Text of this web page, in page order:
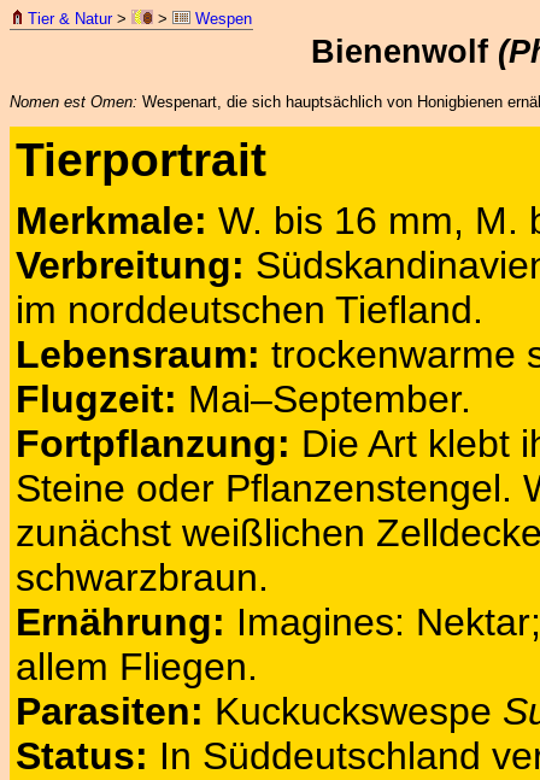
Tier & Natur> > Wespen
Bienenwolf
Nomen est Omen: Wespenart, die sich hauptsächlich von Honigbienen
Tierportrait
Merkmale: W. bis 16 mm, M.
Verbreitung:
im norddeutschen Tiefland.
Lebensraum: trockenwarme
Flugzeit: Mai–September.
Fortpflanzung: Die Art klebt
Steine oder Pflanzenstengel.
zunächst weißlichen
schwarzbraun.
Ernährung: Imagines:
allem Fliegen.
Parasiten: Kuckuckswespe
Status: In Süddeutschland